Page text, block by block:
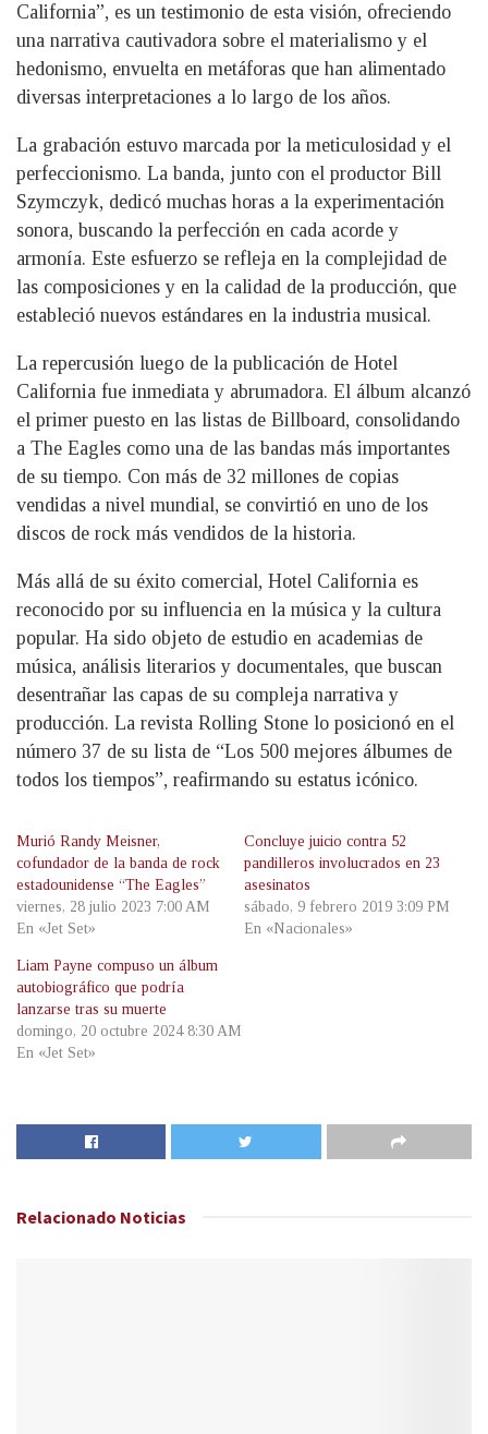
California”, es un testimonio de esta visión, ofreciendo
una narrativa cautivadora sobre el materialismo y el
hedonismo, envuelta en metáforas que han alimentado
diversas interpretaciones a lo largo de los años.
La grabación estuvo marcada por la meticulosidad y el
perfeccionismo. La banda, junto con el productor Bill
Szymczyk, dedicó muchas horas a la experimentación
sonora, buscando la perfección en cada acorde y
armonía. Este esfuerzo se refleja en la complejidad de
las composiciones y en la calidad de la producción, que
estableció nuevos estándares en la industria musical.
La repercusión luego de la publicación de Hotel
California fue inmediata y abrumadora. El álbum alcanzó
el primer puesto en las listas de Billboard, consolidando
a The Eagles como una de las bandas más importantes
de su tiempo. Con más de 32 millones de copias
vendidas a nivel mundial, se convirtió en uno de los
discos de rock más vendidos de la historia.
Más allá de su éxito comercial, Hotel California es
reconocido por su influencia en la música y la cultura
popular. Ha sido objeto de estudio en academias de
música, análisis literarios y documentales, que buscan
desentrañar las capas de su compleja narrativa y
producción. La revista Rolling Stone lo posicionó en el
número 37 de su lista de “Los 500 mejores álbumes de
todos los tiempos”, reafirmando su estatus icónico.
Murió Randy Meisner,
cofundador de la banda de rock
estadounidense “The Eagles”
viernes, 28 julio 2023 7:00 AM
En «Jet Set»
Concluye juicio contra 52
pandilleros involucrados en 23
asesinatos
sábado, 9 febrero 2019 3:09 PM
En «Nacionales»
Liam Payne compuso un álbum
autobiográfico que podría
lanzarse tras su muerte
domingo, 20 octubre 2024 8:30 AM
En «Jet Set»
Relacionado Noticias